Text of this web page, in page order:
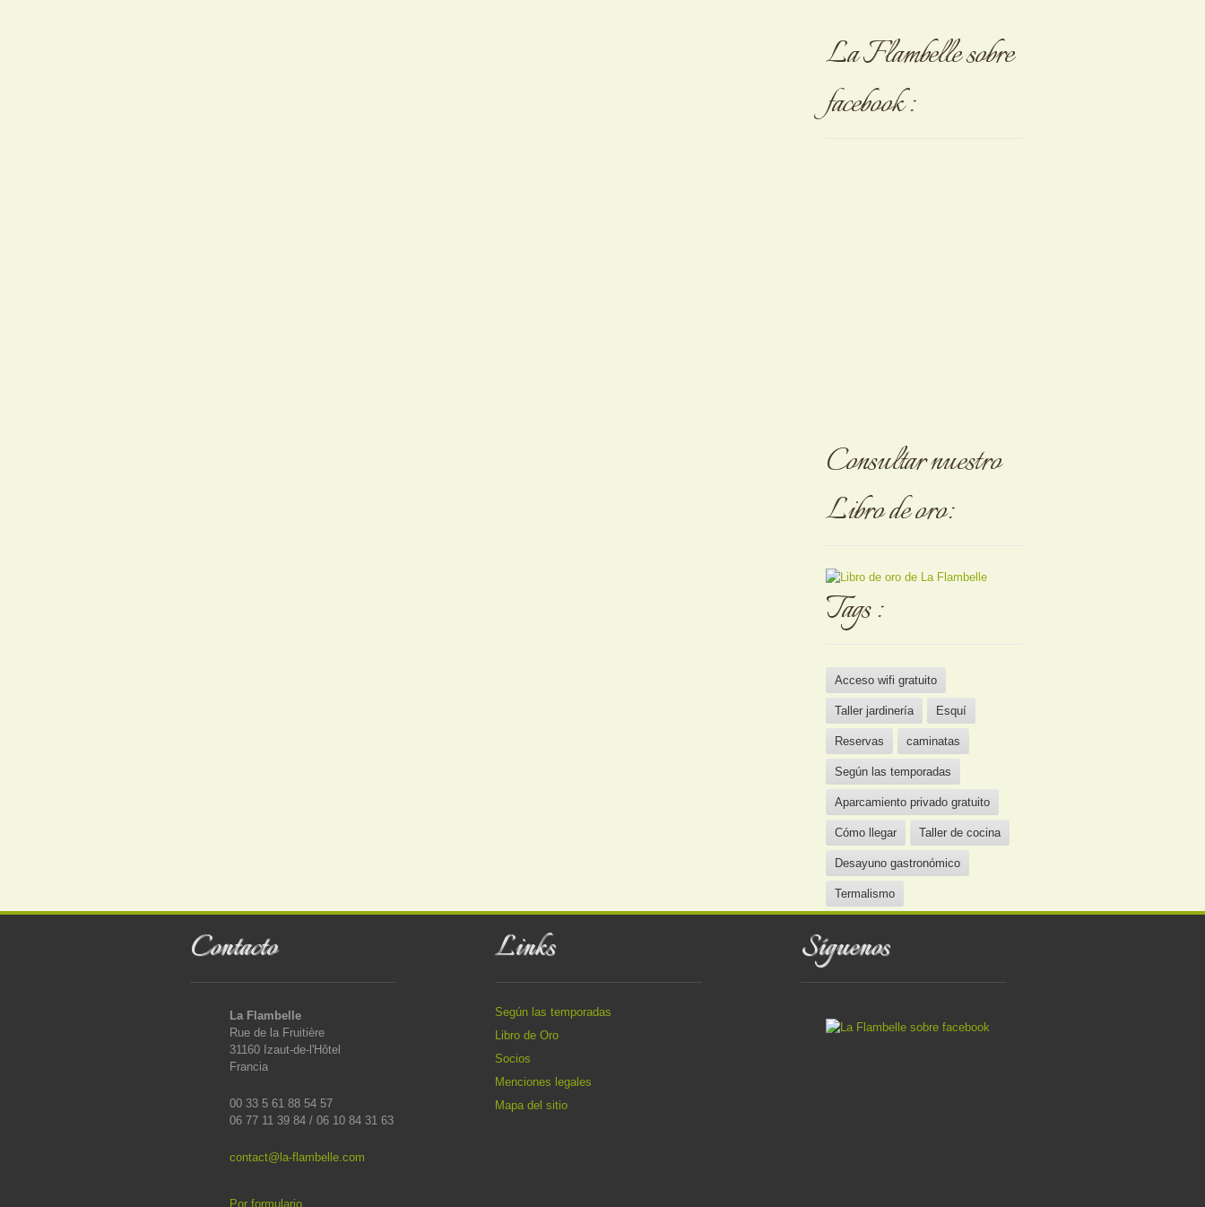
La Flambelle sobre
facebook :
Consultar nuestro
Libro de oro:
Tags :
Acceso wifi gratuito
Taller jardinería Esquí
Reservas caminatas
Según las temporadas
Aparcamiento privado gratuito
Cómo llegar Taller de cocina
Desayuno gastronómico
Termalismo
Contacto
La Flambelle
Rue de la Fruitière
31160 Izaut-de-l'Hôtel
Francia
00 33 5 61 88 54 57
06 77 11 39 84 / 06 10 84 31 63
contact@la-flambelle.com
Por formulario
Links
Según las temporadas
Libro de Oro
Socios
Menciones legales
Mapa del sitio
Síguenos